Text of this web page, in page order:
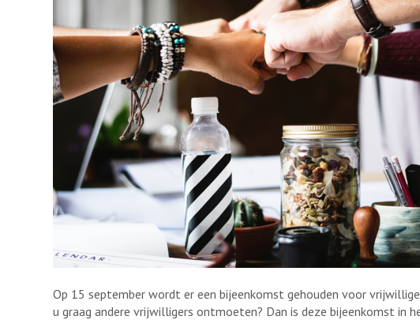
Op 15 september wordt er een bijeenkomst gehouden voor
u graag andere vrijwilligers ontmoeten? Dan is deze bijeenkomst in